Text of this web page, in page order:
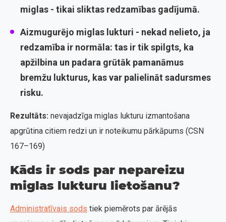
miglas - tikai sliktas redzamības gadījumā.
Aizmugurējo miglas lukturi - nekad nelieto, ja
redzamība ir normāla: tas ir tik spilgts, ka
apžilbina un padara grūtāk pamanāmus
bremžu lukturus, kas var palielināt sadursmes
risku.
Rezultāts: nevajadzīga miglas lukturu izmantošana
apgrūtina citiem redzi un ir noteikumu pārkāpums (CSN
167–169)
Kāds ir sods par nepareizu
miglas lukturu lietošanu?
Administratīvais sods tiek piemērots par ārējās